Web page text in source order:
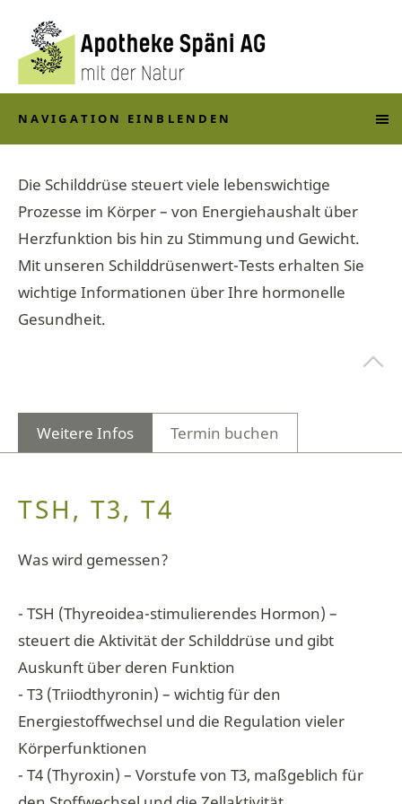
NAVIGATION EINBLENDEN
Die Schilddrüse steuert viele lebenswichtige
Prozesse im Körper – von Energiehaushalt über
Herzfunktion bis hin zu Stimmung und Gewicht.
Mit unseren Schilddrüsenwert-Tests erhalten Sie
wichtige Informationen über Ihre hormonelle
Gesundheit.
Weitere Infos Termin buchen
TSH, T3, T4
Was wird gemessen?
- TSH (Thyreoidea-stimulierendes Hormon) –
steuert die Aktivität der Schilddrüse und gibt
Auskunft über deren Funktion
- T3 (Triiodthyronin) – wichtig für den
Energiestoffwechsel und die Regulation vieler
Körperfunktionen
- T4 (Thyroxin) – Vorstufe von T3, maßgeblich für